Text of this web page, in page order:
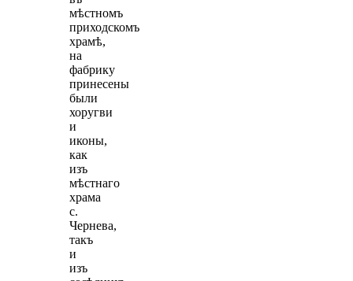
мѣстномъ
приходскомъ
храмѣ,
на
фабрику
принесены
были
хоругви
и
иконы,
как
изъ
мѣстнаго
храма
с.
Чернева,
такъ
и
изъ